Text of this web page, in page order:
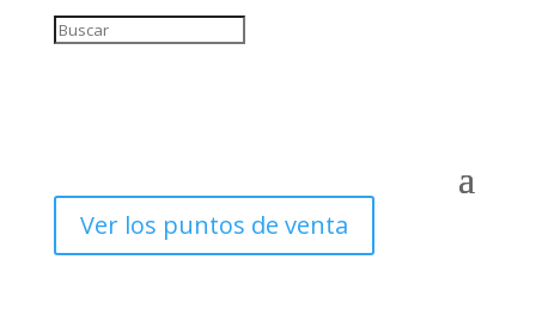
Ver los puntos de venta